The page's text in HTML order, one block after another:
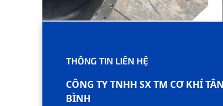
THÔNG TIN LIÊN HỆ
CÔNG TY TNHH SX TM CƠ KHÍ
BÌNH